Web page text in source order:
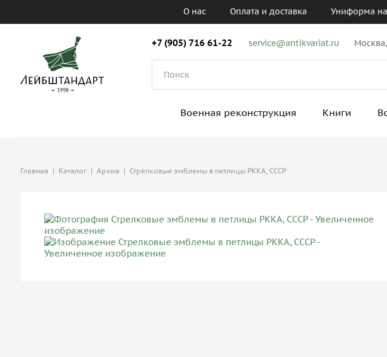
О нас Оплата и доставка Униформа на
+7 (905) 716 61-22 service@antikvariat.ru
Военная реконструкция Книги
Главная | Каталог | Архив | Стрелковые эмблемы в петлицы РККА, СССР